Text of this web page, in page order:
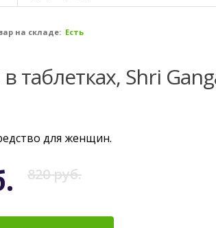
на складе: Есть
в таблетках, Shri
для женщин.
820 руб.